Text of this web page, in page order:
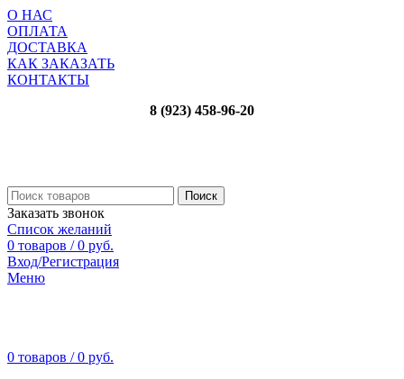
О НАС
ОПЛАТА
ДОСТАВКА
КАК ЗАКАЗАТЬ
КОНТАКТЫ
8 (923) 458-96-20
Поиск
Заказать звонок
Список желаний
0 товаров / 0 руб.
Вход/Регистрация
Меню
0 товаров / 0 руб.